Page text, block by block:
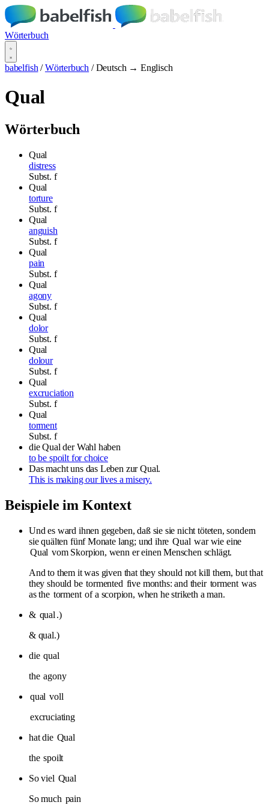
Wörterbuch
babelfish / Wörterbuch / Deutsch → Englisch
Qual
Wörterbuch
Qual
distress
Subst. f
Qual
torture
Subst. f
Qual
anguish
Subst. f
Qual
pain
Subst. f
Qual
agony
Subst. f
Qual
dolor
Subst. f
Qual
dolour
Subst. f
Qual
excruciation
Subst. f
Qual
torment
Subst. f
die Qual der Wahl haben
to be spoilt for choice
Das macht uns das Leben zur Qual.
This is making our lives a misery.
Beispiele im Kontext
Und es ward ihnen gegeben, daß sie sie nicht töteten, sondern
sie quälten fünf Monate lang; und ihre Qual war wie eine
Qual vom Skorpion, wenn er einen Menschen schlägt.
And to them it was given that they should not kill them, but that
they should be tormented five months: and their torment was
as the torment of a scorpion, when he striketh a man.
& qual .)
& qual.)
die qual
the agony
qual voll
excruciating
hat die Qual
the spoilt
So viel Qual
So much pain